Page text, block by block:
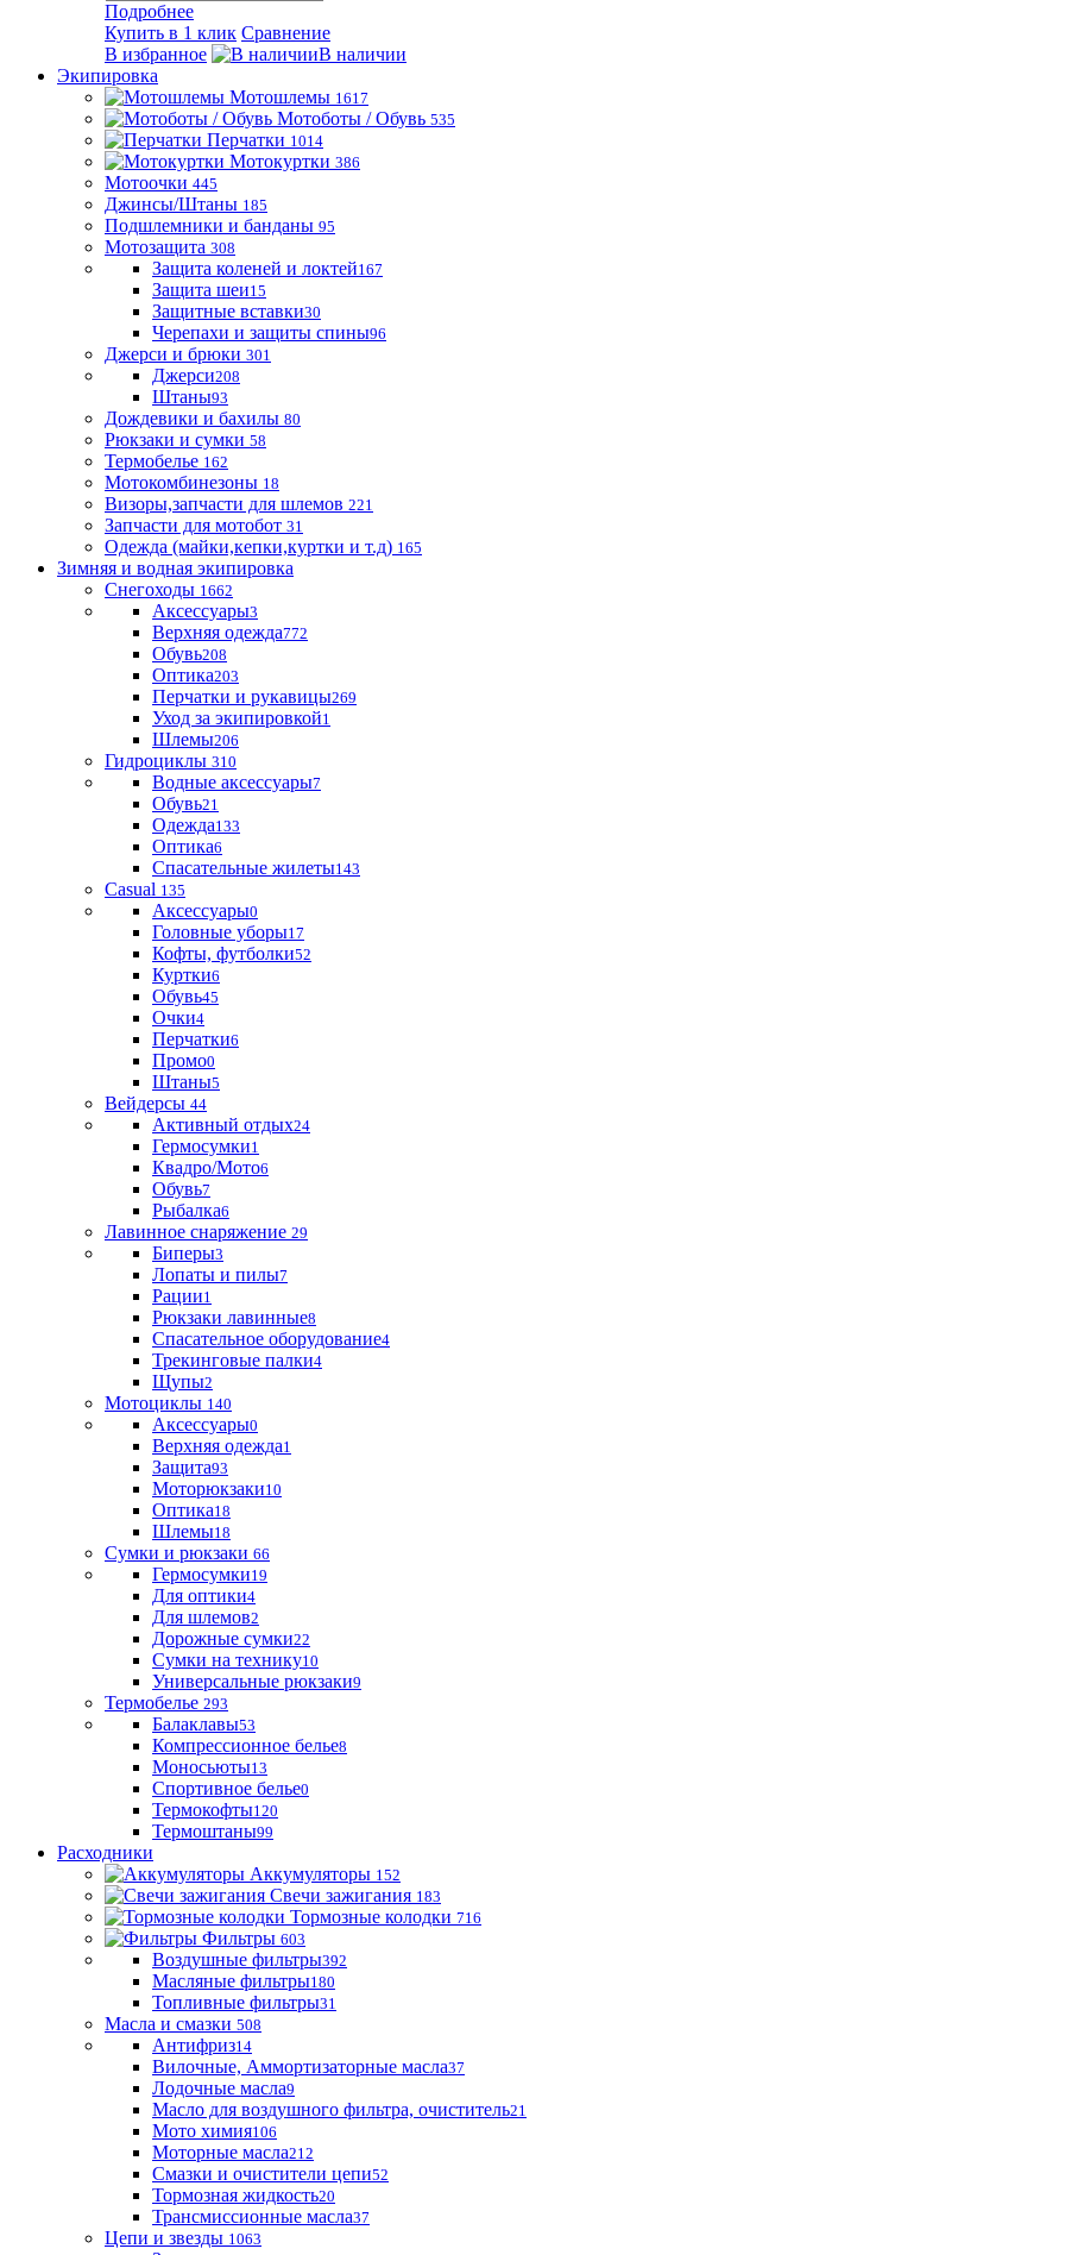
Подробнее
Купить в 1 клик Сравнение
В избранное
В наличии
Экипировка
Мотошлемы 1617
Мотоботы / Обувь 535
Перчатки 1014
Мотокуртки 386
Мотоочки 445
Джинсы/Штаны 185
Подшлемники и банданы 95
Мотозащита 308
Защита коленей и локтей167
Защита шеи15
Защитные вставки30
Черепахи и защиты спины96
Джерси и брюки 301
Джерси208
Штаны93
Дождевики и бахилы 80
Рюкзаки и сумки 58
Термобелье 162
Мотокомбинезоны 18
Визоры,запчасти для шлемов 221
Запчасти для мотобот 31
Одежда (майки,кепки,куртки и т.д) 165
Зимняя и водная экипировка
Снегоходы 1662
Аксессуары3
Верхняя одежда772
Обувь208
Оптика203
Перчатки и рукавицы269
Уход за экипировкой1
Шлемы206
Гидроциклы 310
Водные аксессуары7
Обувь21
Одежда133
Оптика6
Спасательные жилеты143
Casual 135
Аксессуары0
Головные уборы17
Кофты, футболки52
Куртки6
Обувь45
Очки4
Перчатки6
Промо0
Штаны5
Вейдерсы 44
Активный отдых24
Гермосумки1
Квадро/Мото6
Обувь7
Рыбалка6
Лавинное снаряжение 29
Биперы3
Лопаты и пилы7
Рации1
Рюкзаки лавинные8
Спасательное оборудование4
Трекинговые палки4
Щупы2
Мотоциклы 140
Аксессуары0
Верхняя одежда1
Защита93
Моторюкзаки10
Оптика18
Шлемы18
Сумки и рюкзаки 66
Гермосумки19
Для оптики4
Для шлемов2
Дорожные сумки22
Сумки на технику10
Универсальные рюкзаки9
Термобелье 293
Балаклавы53
Компрессионное белье8
Моносьюты13
Спортивное белье0
Термокофты120
Термоштаны99
Расходники
Аккумуляторы 152
Свечи зажигания 183
Тормозные колодки 716
Фильтры 603
Воздушные фильтры392
Масляные фильтры180
Топливные фильтры31
Масла и смазки 508
Антифриз14
Вилочные, Аммортизаторные масла37
Лодочные масла9
Масло для воздушного фильтра, очиститель21
Мото химия106
Моторные масла212
Смазки и очистители цепи52
Тормозная жидкость20
Трансмиссионные масла37
Цепи и звезды 1063